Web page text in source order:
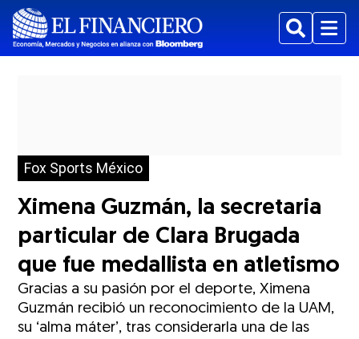
BuscarMenu
Fox Sports México
Ximena Guzmán, la secretaria
particular de Clara Brugada
que fue medallista en atletismo
Gracias a su pasión por el deporte, Ximena
Guzmán recibió un reconocimiento de la UAM,
su ‘alma máter’, tras considerarla una de las